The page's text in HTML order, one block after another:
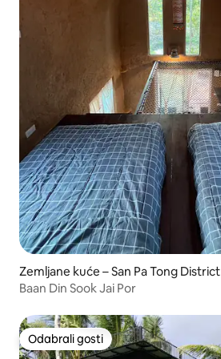
Zemljane kuće – San Pa Tong District
Baan Din Sook Jai Por
Odabrali gosti
Odabrali gosti